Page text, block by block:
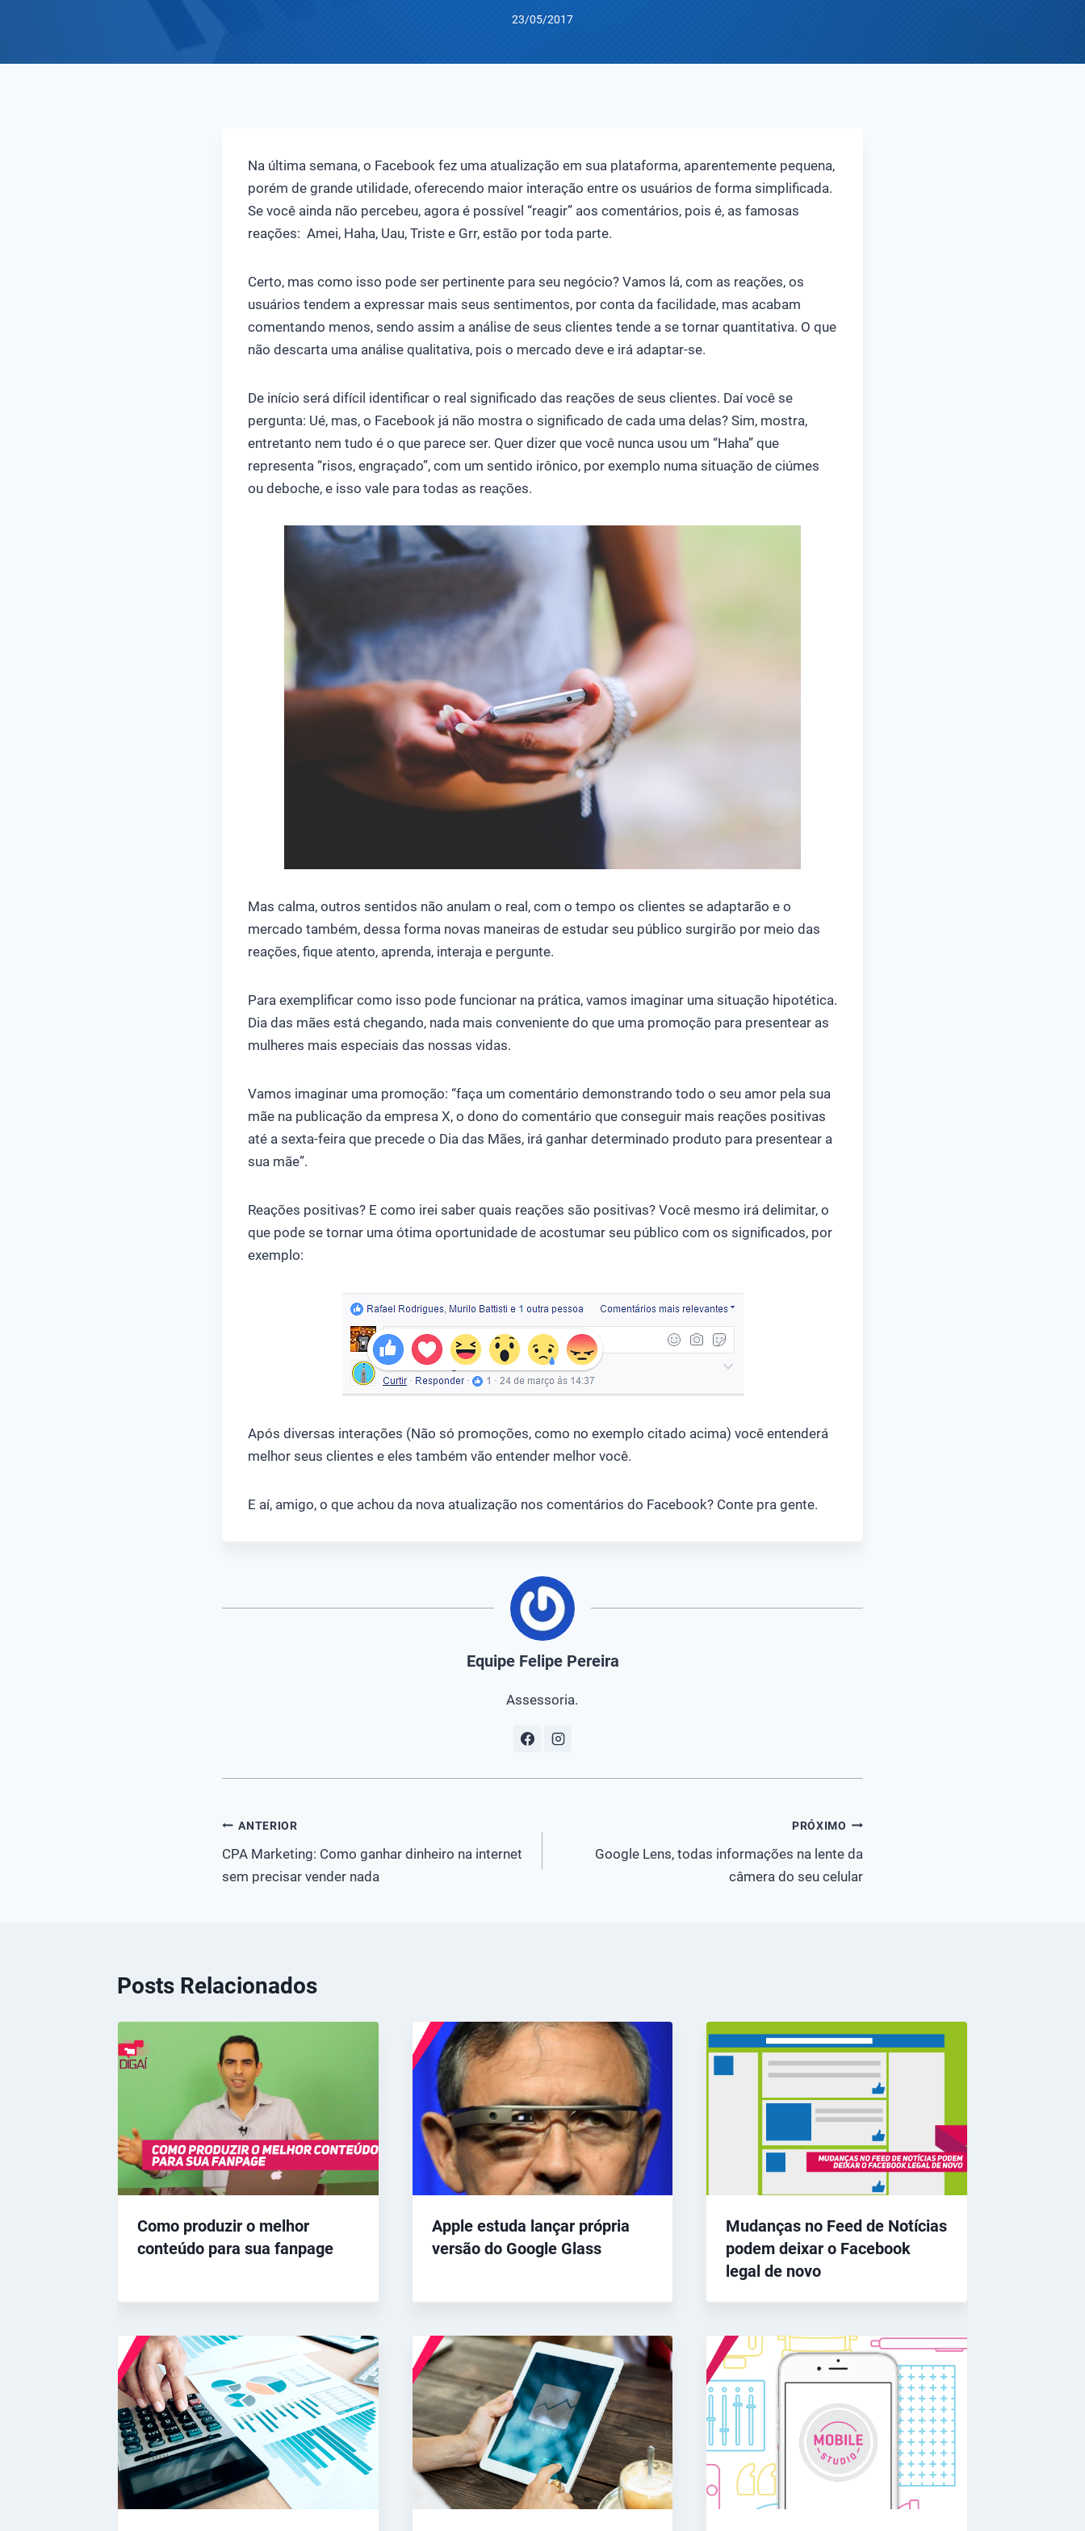
23/05/2017
Na última semana, o Facebook fez uma atualização em sua plataforma, aparentemente pequena,
porém de grande utilidade, oferecendo maior interação entre os usuários de forma simplificada.
Se você ainda não percebeu, agora é possível “reagir” aos comentários, pois é, as famosas
reações: Amei, Haha, Uau, Triste e Grr, estão por toda parte.
Certo, mas como isso pode ser pertinente para seu negócio? Vamos lá, com as reações, os
usuários tendem a expressar mais seus sentimentos, por conta da facilidade, mas acabam
comentando menos, sendo assim a análise de seus clientes tende a se tornar quantitativa. O que
não descarta uma análise qualitativa, pois o mercado deve e irá adaptar-se.
De início será difícil identificar o real significado das reações de seus clientes. Daí você se
pergunta: Ué, mas, o Facebook já não mostra o significado de cada uma delas? Sim, mostra,
entretanto nem tudo é o que parece ser. Quer dizer que você nunca usou um “Haha” que
representa “risos, engraçado”, com um sentido irônico, por exemplo numa situação de ciúmes
ou deboche, e isso vale para todas as reações.
Mas calma, outros sentidos não anulam o real, com o tempo os clientes se adaptarão e o
mercado também, dessa forma novas maneiras de estudar seu público surgirão por meio das
reações, fique atento, aprenda, interaja e pergunte.
Para exemplificar como isso pode funcionar na prática, vamos imaginar uma situação hipotética.
Dia das mães está chegando, nada mais conveniente do que uma promoção para presentear as
mulheres mais especiais das nossas vidas.
Vamos imaginar uma promoção: “faça um comentário demonstrando todo o seu amor pela sua
mãe na publicação da empresa X, o dono do comentário que conseguir mais reações positivas
até a sexta-feira que precede o Dia das Mães, irá ganhar determinado produto para presentear a
sua mãe”.
Reações positivas? E como irei saber quais reações são positivas? Você mesmo irá delimitar, o
que pode se tornar uma ótima oportunidade de acostumar seu público com os significados, por
exemplo:
Após diversas interações (Não só promoções, como no exemplo citado acima) você entenderá
melhor seus clientes e eles também vão entender melhor você.
E aí, amigo, o que achou da nova atualização nos comentários do Facebook? Conte pra gente.
Equipe Felipe Pereira
Assessoria.
Navegação
de
Post
ANTERIOR
CPA Marketing: Como ganhar dinheiro na internet
sem precisar vender nada
PRÓXIMO
Google Lens, todas informações na lente da
câmera do seu celular
Posts Relacionados
Como produzir o melhor
conteúdo para sua fanpage
Apple estuda lançar própria
versão do Google Glass
Mudanças no Feed de Notícias
podem deixar o Facebook
legal de novo